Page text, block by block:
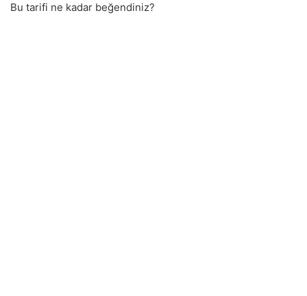
Bu tarifi ne kadar beğendiniz?